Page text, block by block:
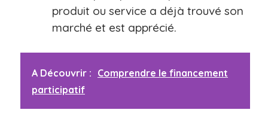
produit ou service a déjà trouvé son
marché et est apprécié.
A Découvrir : Comprendre le financement
participatif